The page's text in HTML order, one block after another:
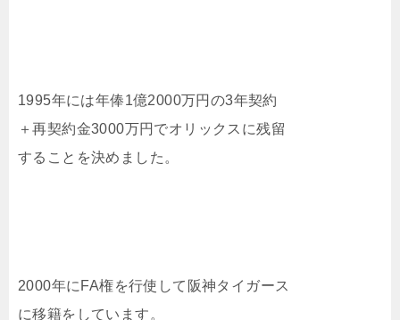
1995年には年俸1億2000万円の3年契約
＋再契約金3000万円でオリックスに残留
することを決めました。
2000年にFA権を行使して阪神タイガース
に移籍をしています。